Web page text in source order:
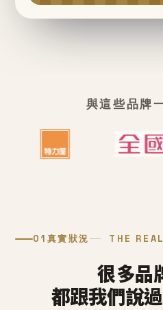
與這些品牌
01 真實狀況 THE
很多品
都跟我們說過